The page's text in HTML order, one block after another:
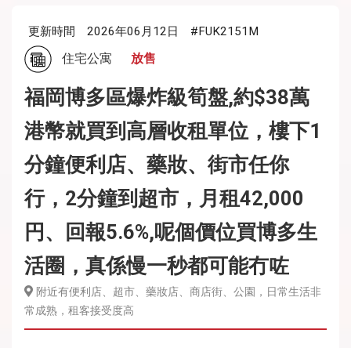
更新時間 2026年06月12日 #FUK2151M
住宅公寓 放售
福岡博多區爆炸級筍盤,約$38萬
港幣就買到高層收租單位，樓下1
分鐘便利店、藥妝、街市任你
行，2分鐘到超市，月租42,000
円、回報5.6%,呢個價位買博多生
活圈，真係慢一秒都可能冇咗
附近有便利店、超市、藥妝店、商店街、公園，日常生活非
常成熟，租客接受度高